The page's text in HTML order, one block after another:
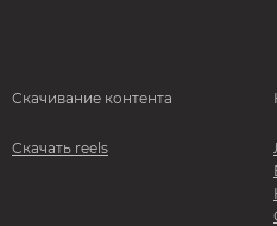
Скачивание контента
Скачать reels